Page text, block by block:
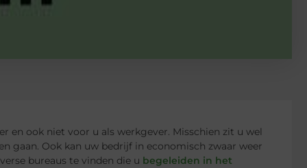
ook niet voor u als werkgever. Misschien zit u wel
gaan. Ook kan uw bedrijf in economisch zwaar weer
bureaus te vinden die u begeleiden in het